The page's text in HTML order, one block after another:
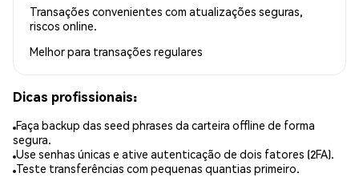
Transações convenientes com atualizações seguras,
riscos online.
Melhor para transações regulares
Dicas profissionais:
Faça backup das seed phrases da carteira offline de forma
segura.
Use senhas únicas e ative autenticação de dois fatores (2FA).
Teste transferências com pequenas quantias primeiro.